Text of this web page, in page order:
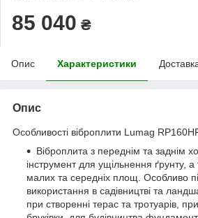
85 040 ₴
Опис Характеристики
Опис
Особливості віброплити Lumag
Віброплита з переднім та заднім
інструмент для ущільнення ґрунту, а
малих та середніх площ. Особливо
використання в садівництві та
при створенні терас та тротуарів,